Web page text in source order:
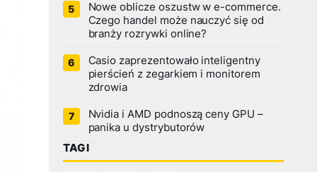
Nowe oblicze oszustw w e-commerce.
Czego handel może nauczyć się od
branży rozrywki online?
Casio zaprezentowało inteligentny
pierścień z zegarkiem i monitorem
zdrowia
Nvidia i AMD podnoszą ceny GPU –
panika u dystrybutorów
TAGI